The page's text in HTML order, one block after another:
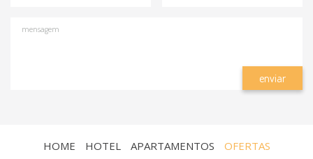
mensagem
HOME HOTEL APARTAMENTOS
OFERTAS